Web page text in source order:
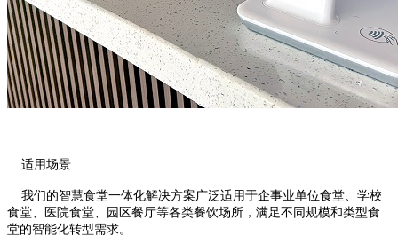
适用场景
我们的智慧食堂一体化解决方案广泛适用于企事业单位食堂、学校
食堂、医院食堂、园区餐厅等各类餐饮场所，满足不同规模和类型食
堂的智能化转型需求。